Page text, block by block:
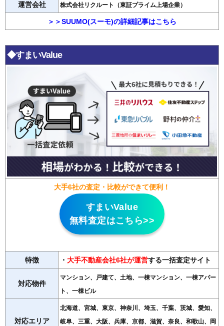
運営会社 株式会社リクルート（東証プライム上場企業）
＞＞SUUMO(スーモ)の詳細記事はこちら
◆すまいValue
大手6社の査定・比較ができて便利！
すまいValue
無料査定はこちら>>
特徴 ・ 大手不動産会社6社が運営する一括査定サイト
対応物件
マンション、戸建て、土地、一棟マンション、一棟アパー
ト、一棟ビル
対応エリア
北海道、宮城、東京、神奈川、埼玉、千葉、茨城、愛知、
岐阜、三重、大阪、兵庫、京都、滋賀、奈良、和歌山、岡